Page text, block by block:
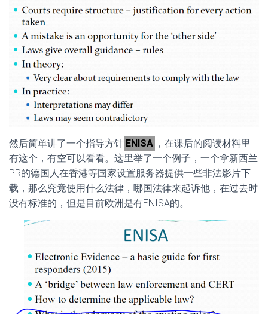
然后简单讲了一个指导方针 ENISA ，在课后的阅读材料里
有这个，有空可以看看。这里举了一个例子，一个拿新西兰
PR的德国人在香港等国家设置服务器提供一些非法影片下
载，那么究竟使用什么法律，哪国法律来起诉他，在过去时
没有标准的，但是目前欧洲是有ENISA的。